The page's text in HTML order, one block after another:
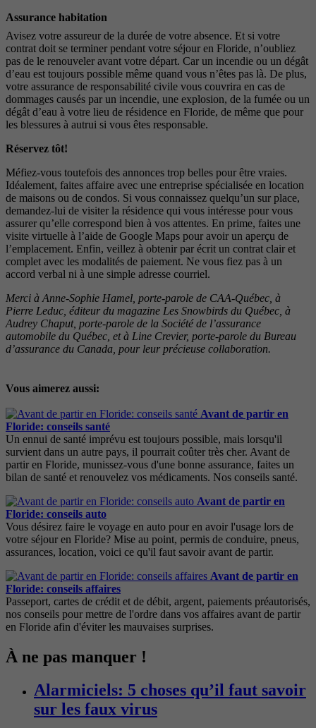
Assurance habitation
Avisez votre assureur de la durée de votre absence. Et si votre
contrat doit se terminer pendant votre séjour en Floride, n’oubliez
pas de le renouveler avant votre départ. Car un incendie ou un dégât
d’eau est toujours possible même quand vous n’êtes pas là. De plus,
votre assurance de responsabilité civile vous couvrira en cas de
dommages causés par un incendie, une explosion, de la fumée ou un
dégât d’eau à votre lieu de résidence en Floride, de même que pour
les blessures à autrui si vous êtes responsable.
Réservez tôt!
Méfiez-vous toutefois des annonces trop belles pour être vraies.
Idéalement, faites affaire avec une entreprise spécialisée en location
de maisons ou de condos. Si vous connaissez quelqu’un sur place,
demandez-lui de visiter la résidence qui vous intéresse pour vous
assurer qu’elle correspond bien à vos attentes. En prime, faites une
visite virtuelle à l’aide de Google Maps pour avoir un aperçu de
l’emplacement. Enfin, veillez à obtenir par écrit un contrat clair et
complet avec les modalités de paiement. Ne vous fiez pas à un
accord verbal ni à une simple adresse courriel.
Merci à Anne-Sophie Hamel, porte-parole de CAA-Québec, à
Pierre Leduc, éditeur du magazine Les Snowbirds du Québec, à
Audrey Chaput, porte-parole de la Société de l’assurance
automobile du Québec, et à Line Crevier, porte-parole du Bureau
d’assurance du Canada, pour leur précieuse collaboration.
Vous aimerez aussi:
Avant de partir en
Floride: conseils santé
Un ennui de santé imprévu est toujours possible, mais lorsqu'il
survient dans un autre pays, il pourrait coûter très cher. Avant de
partir en Floride, munissez-vous d'une bonne assurance, faites un
bilan de santé et renouvelez vos médicaments. Nos conseils santé.
Avant de partir en
Floride: conseils auto
Vous désirez faire le voyage en auto pour en avoir l'usage lors de
votre séjour en Floride? Mise au point, permis de conduire, pneus,
assurances, location, voici ce qu'il faut savoir avant de partir.
Avant de partir en
Floride: conseils affaires
Passeport, cartes de crédit et de débit, argent, paiements préautorisés,
nos conseils pour mettre de l'ordre dans vos affaires avant de partir
en Floride afin d'éviter les mauvaises surprises.
À ne pas manquer !
Alarmiciels: 5 choses qu’il faut savoir
sur les faux virus